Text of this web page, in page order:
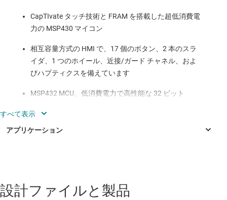
CapTIvate タッチ技術と FRAM を搭載した超低消費電
力の MSP430 マイコン
相互容量方式の HMI で、17 個のボタン、2 本のスラ
イダ、1 つのホイール、近接/ガード チャネル、およ
びハプティクスを備えています
MSP432 MCU、低消費電力で高性能な 32 ビット
4K LCD TV
設計ファイルと製品